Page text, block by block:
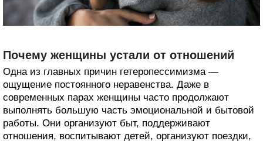
Почему женщины устали от отношений
Одна из главных причин гетеропессимизма —
ощущение постоянного неравенства. Даже в
современных парах женщины часто продолжают
выполнять большую часть эмоциональной и бытовой
работы. Они организуют быт, поддерживают
отношения, воспитывают детей, организуют поездки,